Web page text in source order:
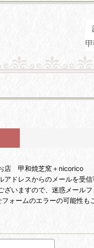
店 甲和焼芝窯＋nicorico
ドレスからのメールを受
いますので、迷惑メールフ
ォームのエラーの可能性